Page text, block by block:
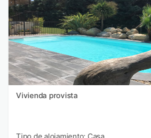
Vivienda provista
Tipo de alojamiento: Casa